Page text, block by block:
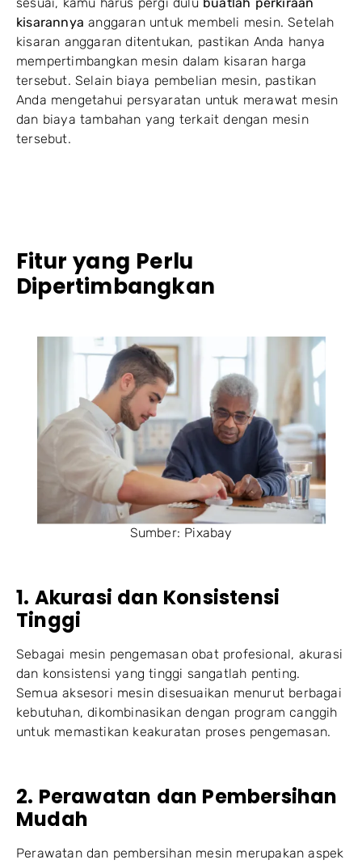
kisarannya anggaran untuk membeli mesin. Setelah
kisaran anggaran ditentukan, pastikan Anda hanya
mempertimbangkan mesin dalam kisaran harga
tersebut. Selain biaya pembelian mesin, pastikan
Anda mengetahui persyaratan untuk merawat mesin
dan biaya tambahan yang terkait dengan mesin
tersebut.
Fitur yang Perlu
Dipertimbangkan
Sumber: Pixabay
1. Akurasi dan Konsistensi
Tinggi
Sebagai mesin pengemasan obat profesional, akurasi
dan konsistensi yang tinggi sangatlah penting.
Semua aksesori mesin disesuaikan menurut berbagai
kebutuhan, dikombinasikan dengan program canggih
untuk memastikan keakuratan proses pengemasan.
2. Perawatan dan Pembersihan
Mudah
Perawatan dan pembersihan mesin merupakan aspek